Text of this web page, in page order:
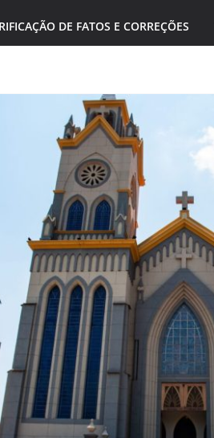
DE FATOS E CORREÇÕES